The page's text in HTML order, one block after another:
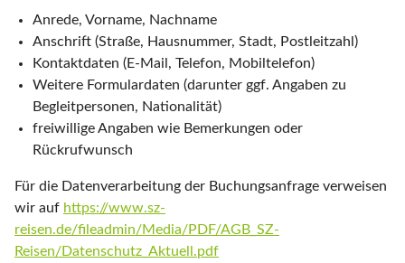
Anrede, Vorname, Nachname
Anschrift (Straße, Hausnummer, Stadt, Postleitzahl)
Kontaktdaten (E-Mail, Telefon, Mobiltelefon)
Weitere Formulardaten (darunter ggf. Angaben zu
Begleitpersonen, Nationalität)
freiwillige Angaben wie Bemerkungen oder
Rückrufwunsch
Für die Datenverarbeitung der Buchungsanfrage verweisen
wir auf https://www.sz-
reisen.de/fileadmin/Media/PDF/AGB_SZ-
Reisen/Datenschutz_Aktuell.pdf